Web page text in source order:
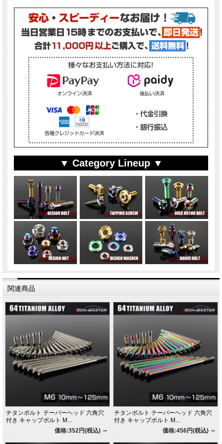
▼ Category Lineup ▼
関連商品
チタンボルト テーパーヘッド 六角穴
付き キャップボルト M...
価格:352円(税込)～
チタンボルト テーパーヘッド 六角穴
付き キャップボルト M...
価格:456円(税込)～